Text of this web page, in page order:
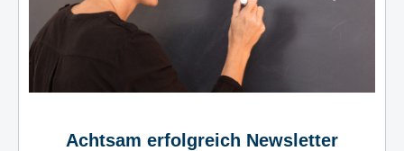
Achtsam erfolgreich Newsletter